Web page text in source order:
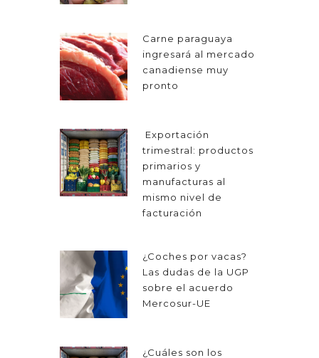
Carne paraguaya
ingresará al mercado
canadiense muy
pronto
Exportación
trimestral: productos
primarios y
manufacturas al
mismo nivel de
facturación
¿Coches por vacas?
Las dudas de la UGP
sobre el acuerdo
Mercosur-UE
¿Cuáles son los